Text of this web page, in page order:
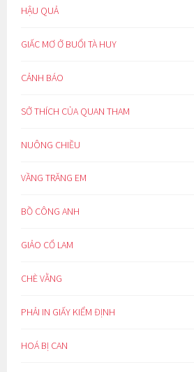
HẬU QUẢ
GIẤC MƠ Ở BUỔI TÀ HUY
CẢNH BÁO
SỞ THÍCH CỦA QUAN THAM
NUÔNG CHIỀU
VẦNG TRĂNG EM
BỒ CÔNG ANH
GIẢO CỔ LAM
CHÈ VẰNG
PHẢI IN GIẤY KIỂM ĐỊNH
HOÁ BỊ CAN